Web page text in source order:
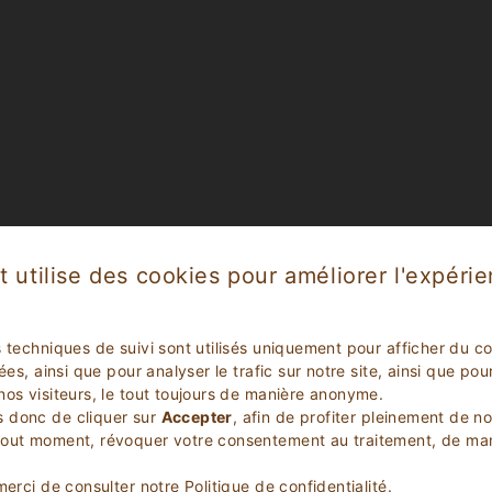
utilise des cookies pour améliorer
techniques de suivi sont utilisés uniquement pour afficher du
ainsi que pour analyser le trafic sur notre site, ainsi que
visiteurs, le tout toujours de manière anonyme.
donc de cliquer sur Accepter, afin de profiter pleinement de
moment, révoquer votre consentement au traitement, de
de consulter notre Politique de confidentialité.